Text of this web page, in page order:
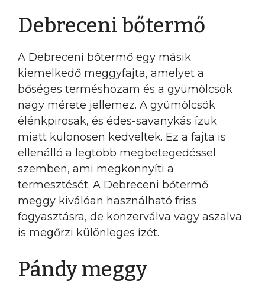
Debreceni bőtermő
A Debreceni bőtermő egy másik
kiemelkedő meggyfajta, amelyet a
bőséges terméshozam és a gyümölcsök
nagy mérete jellemez. A gyümölcsök
élénkpirosak, és édes-savanykás ízük
miatt különösen kedveltek. Ez a fajta is
ellenálló a legtöbb megbetegedéssel
szemben, ami megkönnyíti a
termesztését. A Debreceni bőtermő
meggy kiválóan használható friss
fogyasztásra, de konzerválva vagy aszalva
is megőrzi különleges ízét.
Pándy meggy